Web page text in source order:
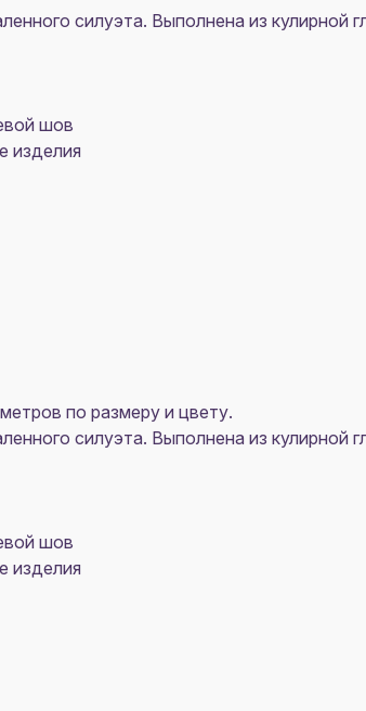
силуэта. Выполнена из
шов
изделия
по размеру и цвету.
силуэта. Выполнена из
шов
изделия